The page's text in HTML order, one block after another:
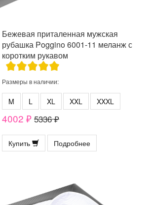
Бежевая приталенная мужская
рубашка Poggino 6001-11 меланж с
коротким рукавом
Размеры в наличии:
M L XL XXL XXXL
4002 ₽ 5336 ₽
Купить Подробнее